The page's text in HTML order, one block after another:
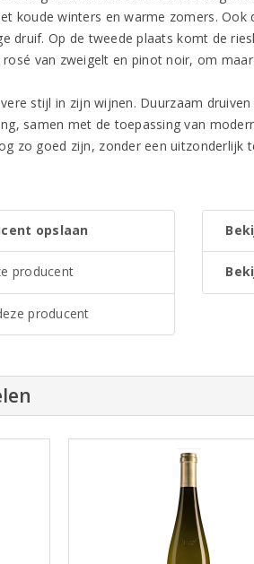
koude winters en warme zomers.
druif. Op de tweede plaats komt de
van zweigelt en pinot noir, om
stijl in zijn wijnen. Duurzaam
samen met de toepassing van
zo goed zijn, zonder een
opslaan
producent
producent